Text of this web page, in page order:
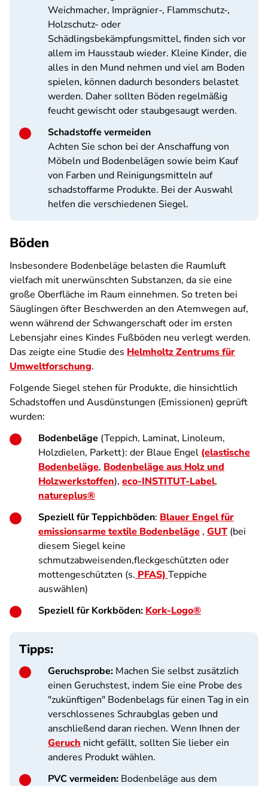
Weichmacher, Imprägnier-, Flammschutz-,
Holzschutz- oder
Schädlingsbekämpfungsmittel, finden sich vor
allem im Hausstaub wieder. Kleine Kinder, die
alles in den Mund nehmen und viel am Boden
spielen, können dadurch besonders belastet
werden. Daher sollten Böden regelmäßig
feucht gewischt oder staubgesaugt werden.
Schadstoffe vermeiden
Achten Sie schon bei der Anschaffung von
Möbeln und Bodenbelägen sowie beim Kauf
von Farben und Reinigungsmitteln auf
schadstoffarme Produkte. Bei der Auswahl
helfen die verschiedenen Siegel.
Böden
Insbesondere Bodenbeläge belasten die Raumluft
vielfach mit unerwünschten Substanzen, da sie eine
große Oberfläche im Raum einnehmen. So treten bei
Säuglingen öfter Beschwerden an den Atemwegen auf,
wenn während der Schwangerschaft oder im ersten
Lebensjahr eines Kindes Fußböden neu verlegt werden.
Das zeigte eine Studie des Helmholtz Zentrums für
Umweltforschung.
Folgende Siegel stehen für Produkte, die hinsichtlich
Schadstoffen und Ausdünstungen (Emissionen) geprüft
wurden:
Bodenbeläge (Teppich, Laminat, Linoleum,
Holzdielen, Parkett): der Blaue Engel (elastische
Bodenbeläge, Bodenbeläge aus Holz und
Holzwerkstoffen), eco-INSTITUT-Label,
natureplus®
Speziell für Teppichböden: Blauer Engel für
emissionsarme textile Bodenbeläge , GUT (bei
diesem Siegel keine
schmutzabweisenden,fleckgeschützten oder
mottengeschützten (s. PFAS) Teppiche
auswählen)
Speziell für Korkböden: Kork-Logo®
Tipps:
Geruchsprobe: Machen Sie selbst zusätzlich
einen Geruchstest, indem Sie eine Probe des
"zukünftigen" Bodenbelags für einen Tag in ein
verschlossenes Schraubglas geben und
anschließend daran riechen. Wenn Ihnen der
Geruch nicht gefällt, sollten Sie lieber ein
anderes Produkt wählen.
PVC vermeiden: Bodenbeläge aus dem